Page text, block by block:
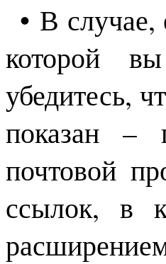
• В
которой
убедитесь,
показан –
почтовой
ссылок, в